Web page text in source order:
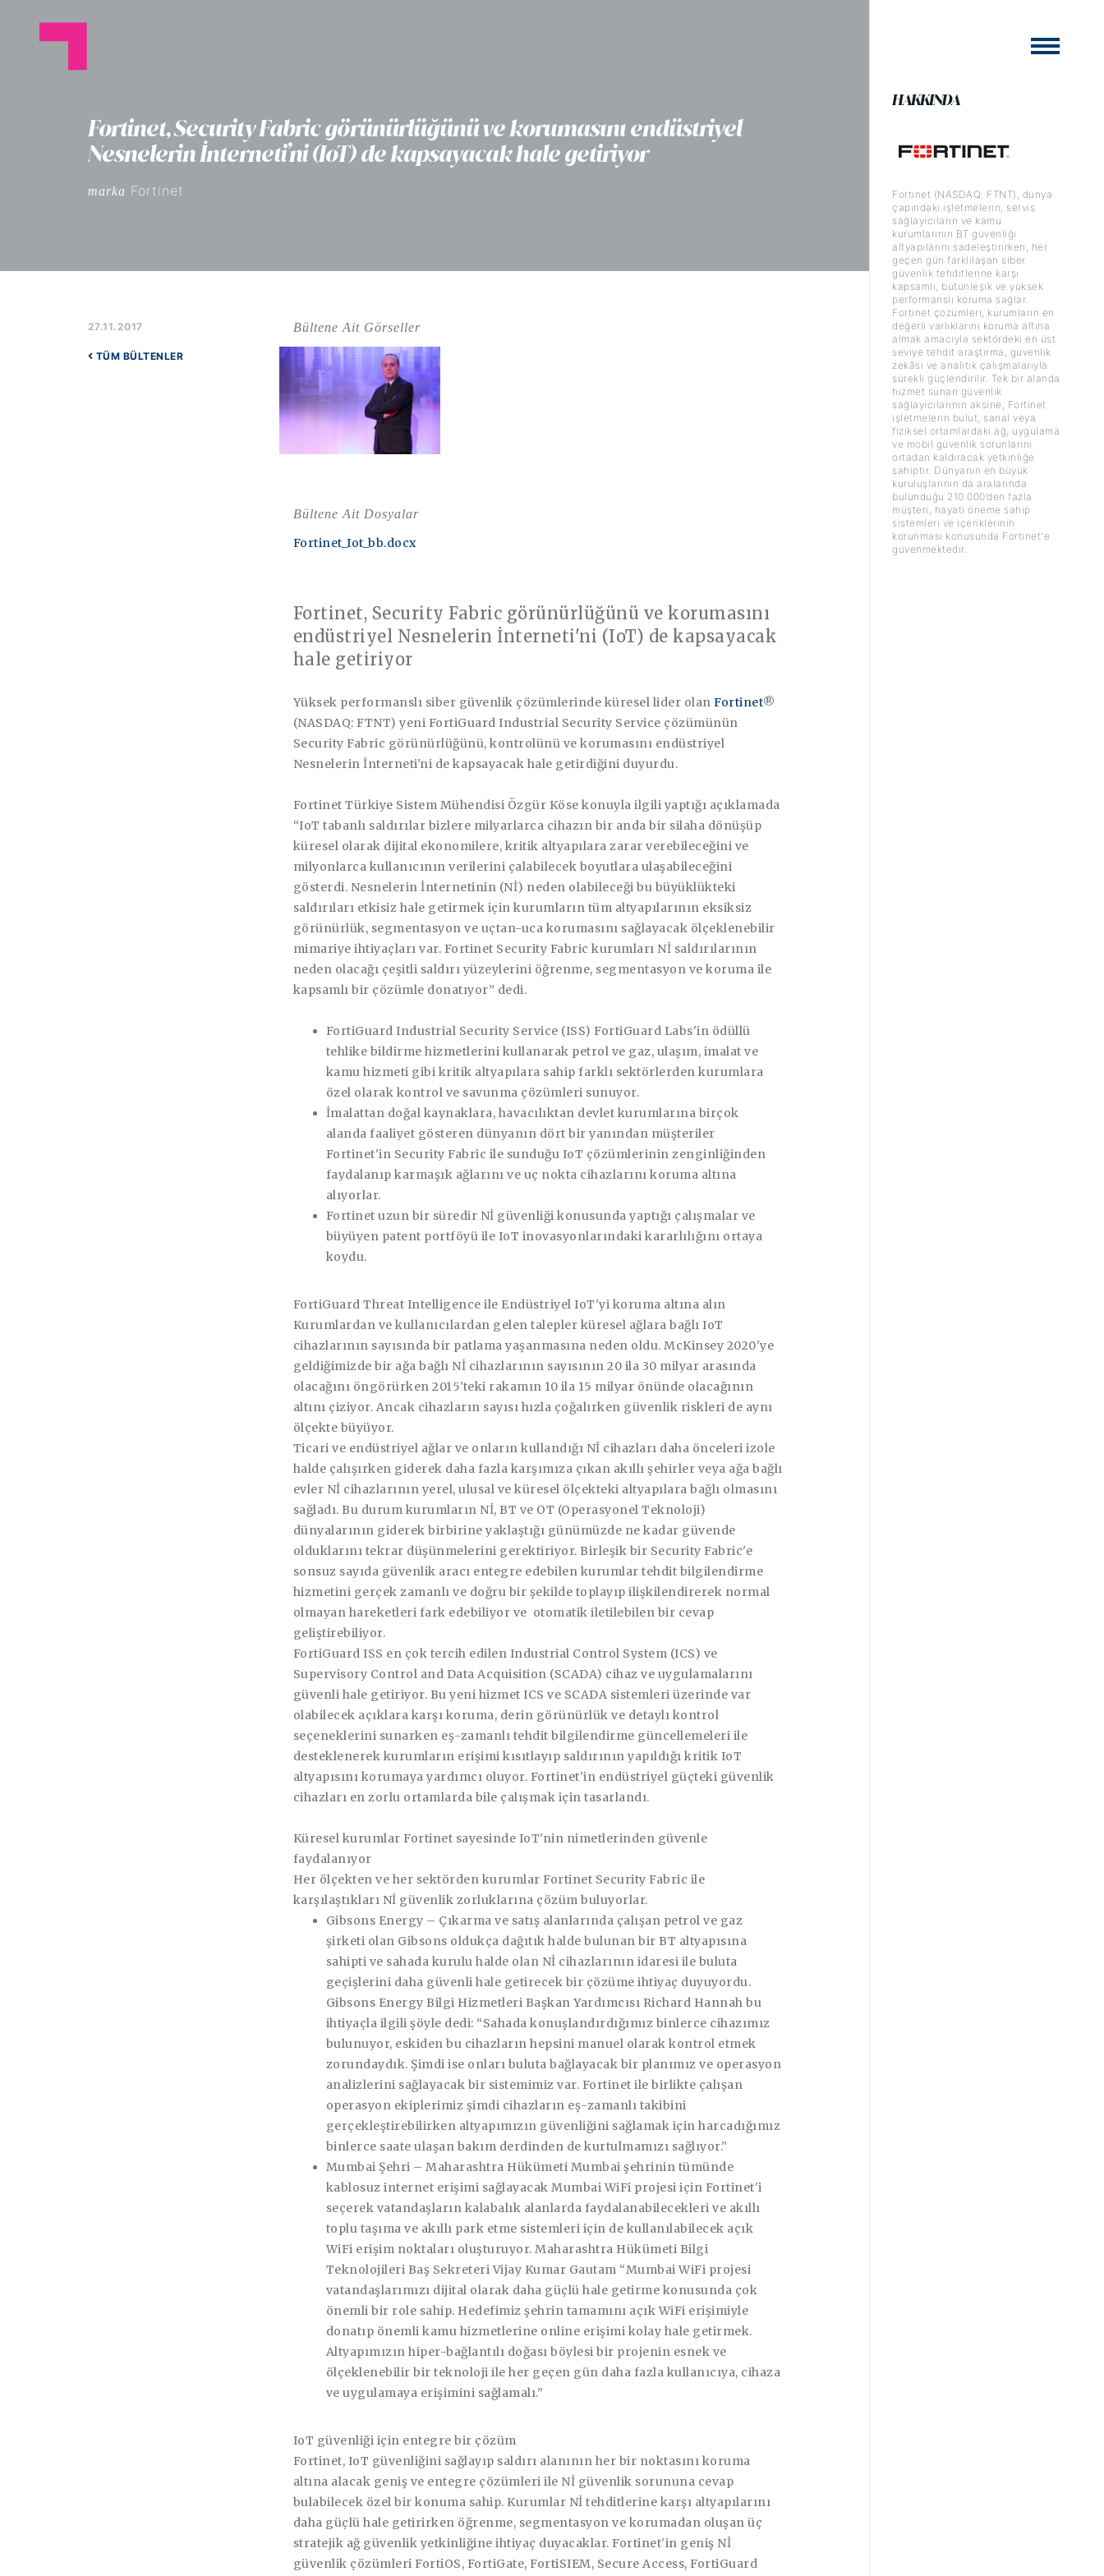
Fortinet, Security Fabric görünürlüğünü ve korumasını endüstriyel
Nesnelerin İnterneti’ni (IoT) de kapsayacak hale getiriyor
marka Fortinet
27.11.2017
TÜM BÜLTENLER
Bültene Ait Görseller
Bültene Ait Dosyalar
Fortinet_Iot_bb.docx
Fortinet, Security Fabric görünürlüğünü ve korumasını
endüstriyel Nesnelerin İnterneti'ni (IoT) de kapsayacak
hale getiriyor
Yüksek performanslı siber güvenlik çözümlerinde küresel lider olan Fortinet®
(NASDAQ: FTNT) yeni FortiGuard Industrial Security Service çözümünün
Security Fabric görünürlüğünü, kontrolünü ve korumasını endüstriyel
Nesnelerin İnterneti'ni de kapsayacak hale getirdiğini duyurdu.
Fortinet Türkiye Sistem Mühendisi Özgür Köse konuyla ilgili yaptığı açıklamada
“IoT tabanlı saldırılar bizlere milyarlarca cihazın bir anda bir silaha dönüşüp
küresel olarak dijital ekonomilere, kritik altyapılara zarar verebileceğini ve
milyonlarca kullanıcının verilerini çalabilecek boyutlara ulaşabileceğini
gösterdi. Nesnelerin İnternetinin (Nİ) neden olabileceği bu büyüklükteki
saldırıları etkisiz hale getirmek için kurumların tüm altyapılarının eksiksiz
görünürlük, segmentasyon ve uçtan-uca korumasını sağlayacak ölçeklenebilir
mimariye ihtiyaçları var. Fortinet Security Fabric kurumları Nİ saldırılarının
neden olacağı çeşitli saldırı yüzeylerini öğrenme, segmentasyon ve koruma ile
kapsamlı bir çözümle donatıyor” dedi.
FortiGuard Industrial Security Service (ISS) FortiGuard Labs'in ödüllü
tehlike bildirme hizmetlerini kullanarak petrol ve gaz, ulaşım, imalat ve
kamu hizmeti gibi kritik altyapılara sahip farklı sektörlerden kurumlara
özel olarak kontrol ve savunma çözümleri sunuyor.
İmalattan doğal kaynaklara, havacılıktan devlet kurumlarına birçok
alanda faaliyet gösteren dünyanın dört bir yanından müşteriler
Fortinet'in Security Fabric ile sunduğu IoT çözümlerinin zenginliğinden
faydalanıp karmaşık ağlarını ve uç nokta cihazlarını koruma altına
alıyorlar.
Fortinet uzun bir süredir Nİ güvenliği konusunda yaptığı çalışmalar ve
büyüyen patent portföyü ile IoT inovasyonlarındaki kararlılığını ortaya
koydu.
FortiGuard Threat Intelligence ile Endüstriyel IoT'yi koruma altına alın
Kurumlardan ve kullanıcılardan gelen talepler küresel ağlara bağlı IoT
cihazlarının sayısında bir patlama yaşanmasına neden oldu. McKinsey 2020'ye
geldiğimizde bir ağa bağlı Nİ cihazlarının sayısının 20 ila 30 milyar arasında
olacağını öngörürken 2015'teki rakamın 10 ila 15 milyar önünde olacağının
altını çiziyor. Ancak cihazların sayısı hızla çoğalırken güvenlik riskleri de aynı
ölçekte büyüyor.
Ticari ve endüstriyel ağlar ve onların kullandığı Nİ cihazları daha önceleri izole
halde çalışırken giderek daha fazla karşımıza çıkan akıllı şehirler veya ağa bağlı
evler Nİ cihazlarının yerel, ulusal ve küresel ölçekteki altyapılara bağlı olmasını
sağladı. Bu durum kurumların Nİ, BT ve OT (Operasyonel Teknoloji)
dünyalarının giderek birbirine yaklaştığı günümüzde ne kadar güvende
olduklarını tekrar düşünmelerini gerektiriyor. Birleşik bir Security Fabric'e
sonsuz sayıda güvenlik aracı entegre edebilen kurumlar tehdit bilgilendirme
hizmetini gerçek zamanlı ve doğru bir şekilde toplayıp ilişkilendirerek normal
olmayan hareketleri fark edebiliyor ve otomatik iletilebilen bir cevap
geliştirebiliyor.
FortiGuard ISS en çok tercih edilen Industrial Control System (ICS) ve
Supervisory Control and Data Acquisition (SCADA) cihaz ve uygulamalarını
güvenli hale getiriyor. Bu yeni hizmet ICS ve SCADA sistemleri üzerinde var
olabilecek açıklara karşı koruma, derin görünürlük ve detaylı kontrol
seçeneklerini sunarken eş-zamanlı tehdit bilgilendirme güncellemeleri ile
desteklenerek kurumların erişimi kısıtlayıp saldırının yapıldığı kritik IoT
altyapısını korumaya yardımcı oluyor. Fortinet'in endüstriyel güçteki güvenlik
cihazları en zorlu ortamlarda bile çalışmak için tasarlandı.
Küresel kurumlar Fortinet sayesinde IoT'nin nimetlerinden güvenle
faydalanıyor
Her ölçekten ve her sektörden kurumlar Fortinet Security Fabric ile
karşılaştıkları Nİ güvenlik zorluklarına çözüm buluyorlar.
Gibsons Energy – Çıkarma ve satış alanlarında çalışan petrol ve gaz
şirketi olan Gibsons oldukça dağıtık halde bulunan bir BT altyapısına
sahipti ve sahada kurulu halde olan Nİ cihazlarının idaresi ile buluta
geçişlerini daha güvenli hale getirecek bir çözüme ihtiyaç duyuyordu.
Gibsons Energy Bilgi Hizmetleri Başkan Yardımcısı Richard Hannah bu
ihtiyaçla ilgili şöyle dedi: “Sahada konuşlandırdığımız binlerce cihazımız
bulunuyor, eskiden bu cihazların hepsini manuel olarak kontrol etmek
zorundaydık. Şimdi ise onları buluta bağlayacak bir planımız ve operasyon
analizlerini sağlayacak bir sistemimiz var. Fortinet ile birlikte çalışan
operasyon ekiplerimiz şimdi cihazların eş-zamanlı takibini
gerçekleştirebilirken altyapımızın güvenliğini sağlamak için harcadığımız
binlerce saate ulaşan bakım derdinden de kurtulmamızı sağlıyor.”
Mumbai Şehri – Maharashtra Hükümeti Mumbai şehrinin tümünde
kablosuz internet erişimi sağlayacak Mumbai WiFi projesi için Fortinet'i
seçerek vatandaşların kalabalık alanlarda faydalanabilecekleri ve akıllı
toplu taşıma ve akıllı park etme sistemleri için de kullanılabilecek açık
WiFi erişim noktaları oluşturuyor. Maharashtra Hükümeti Bilgi
Teknolojileri Baş Sekreteri Vijay Kumar Gautam “Mumbai WiFi projesi
vatandaşlarımızı dijital olarak daha güçlü hale getirme konusunda çok
önemli bir role sahip. Hedefimiz şehrin tamamını açık WiFi erişimiyle
donatıp önemli kamu hizmetlerine online erişimi kolay hale getirmek.
Altyapımızın hiper-bağlantılı doğası böylesi bir projenin esnek ve
ölçeklenebilir bir teknoloji ile her geçen gün daha fazla kullanıcıya, cihaza
ve uygulamaya erişimini sağlamalı.”
IoT güvenliği için entegre bir çözüm
Fortinet, IoT güvenliğini sağlayıp saldırı alanının her bir noktasını koruma
altına alacak geniş ve entegre çözümleri ile Nİ güvenlik sorununa cevap
bulabilecek özel bir konuma sahip. Kurumlar Nİ tehditlerine karşı altyapılarını
daha güçlü hale getirirken öğrenme, segmentasyon ve korumadan oluşan üç
stratejik ağ güvenlik yetkinliğine ihtiyaç duyacaklar. Fortinet'in geniş Nİ
güvenlik çözümleri FortiOS, FortiGate, FortiSIEM, Secure Access, FortiGuard
HAKKINDA
Fortinet (NASDAQ: FTNT), dünya
çapındaki işletmelerin, servis
sağlayıcıların ve kamu
kurumlarının BT güvenliği
altyapılarını sadeleştirirken, her
geçen gün farklılaşan siber
güvenlik tehditlerine karşı
kapsamlı, bütünleşik ve yüksek
performanslı koruma sağlar.
Fortinet çözümleri, kurumların en
değerli varlıklarını koruma altına
almak amacıyla sektördeki en üst
seviye tehdit araştırma, güvenlik
zekâsı ve analitik çalışmalarıyla
sürekli güçlendirilir. Tek bir alanda
hizmet sunan güvenlik
sağlayıcılarının aksine, Fortinet
işletmelerin bulut, sanal veya
fiziksel ortamlardaki ağ, uygulama
ve mobil güvenlik sorunlarını
ortadan kaldıracak yetkinliğe
sahiptir. Dünyanın en büyük
kuruluşlarının da aralarında
bulunduğu 210.000’den fazla
müşteri, hayati öneme sahip
sistemleri ve içeriklerinin
korunması konusunda Fortinet'e
güvenmektedir.